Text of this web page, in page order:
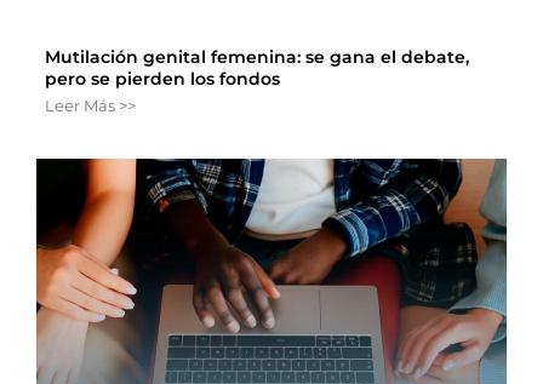
Mutilación genital femenina: se gana el debate,
pero se pierden los fondos
Leer Más >>